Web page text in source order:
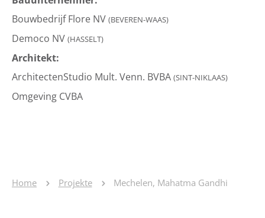
Bouwbedrijf Flore NV (BEVEREN-WAAS)
Democo NV (HASSELT)
Architekt:
ArchitectenStudio Mult. Venn. BVBA (SINT-NIKLAAS)
Omgeving CVBA
Home Projekte Mechelen, Mahatma Gandhi